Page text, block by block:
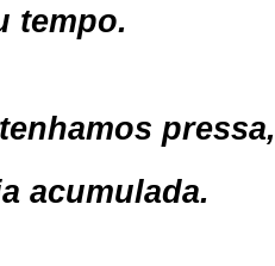
tempo.
acumulada.